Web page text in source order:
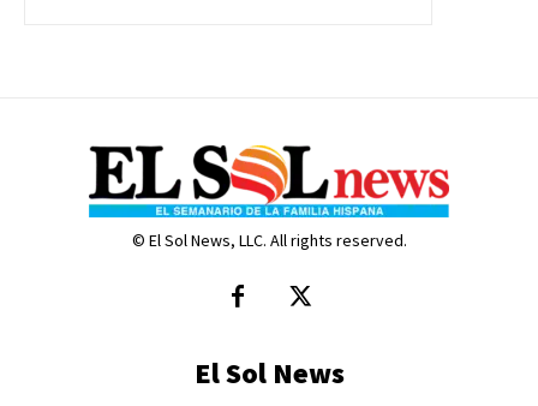
© El Sol News, LLC. All rights reserved.
El Sol News